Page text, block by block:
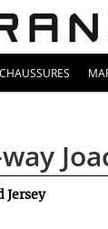
CHAUSSURES
Jersey